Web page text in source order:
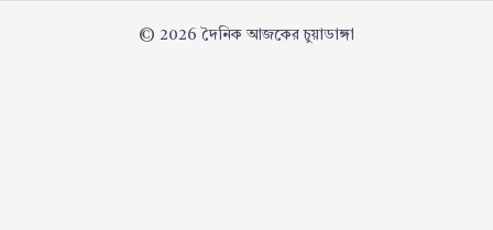
© 2026 দৈনিক আজকের চুয়াডাঙ্গা